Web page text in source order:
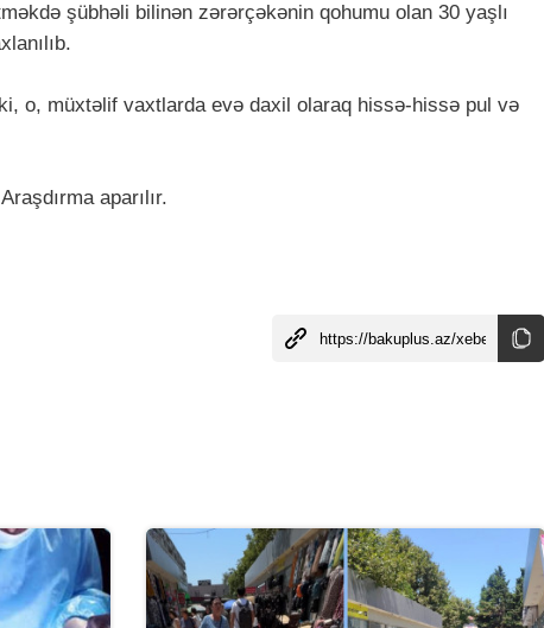
şübhəli bilinən zərərçəkənin qohumu olan 30 yaşlı
o, müxtəlif vaxtlarda evə daxil olaraq hissə-hissə pul və
aparılır.